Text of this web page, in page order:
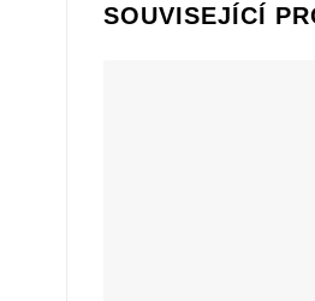
SOUVISEJÍCÍ